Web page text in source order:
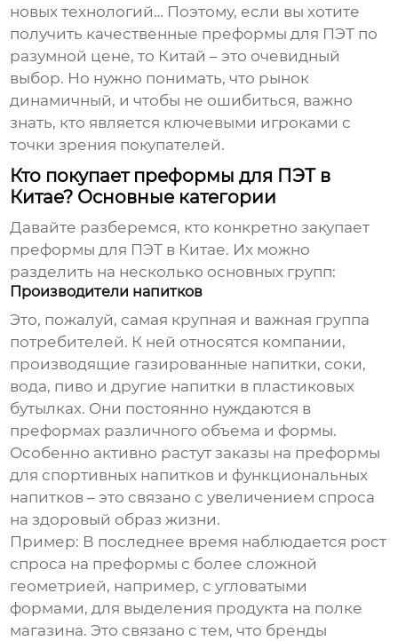
новых технологий… Поэтому, если вы хотите
получить качественные преформы для ПЭТ по
разумной цене, то Китай – это очевидный
выбор. Но нужно понимать, что рынок
динамичный, и чтобы не ошибиться, важно
знать, кто является ключевыми игроками с
точки зрения покупателей.
Кто покупает преформы для ПЭТ в
Китае? Основные категории
Давайте разберемся, кто конкретно закупает
преформы для ПЭТ в Китае. Их можно
разделить на несколько основных групп:
Производители напитков
Это, пожалуй, самая крупная и важная группа
потребителей. К ней относятся компании,
производящие газированные напитки, соки,
вода, пиво и другие напитки в пластиковых
бутылках. Они постоянно нуждаются в
преформах различного объема и формы.
Особенно активно растут заказы на преформы
для спортивных напитков и функциональных
напитков – это связано с увеличением спроса
на здоровый образ жизни.
Пример: В последнее время наблюдается рост
спроса на преформы с более сложной
геометрией, например, с угловатыми
формами, для выделения продукта на полке
магазина. Это связано с тем, что бренды